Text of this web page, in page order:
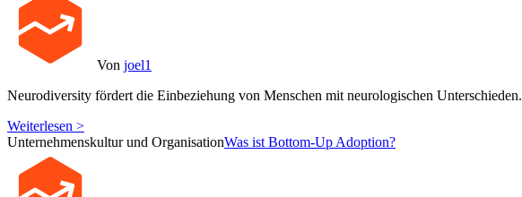
Von joel1
Neurodiversity fördert die Einbeziehung von Menschen mit neurologischen Unterschieden.
Weiterlesen >
Unternehmenskultur und OrganisationWas ist Bottom-Up Adoption?